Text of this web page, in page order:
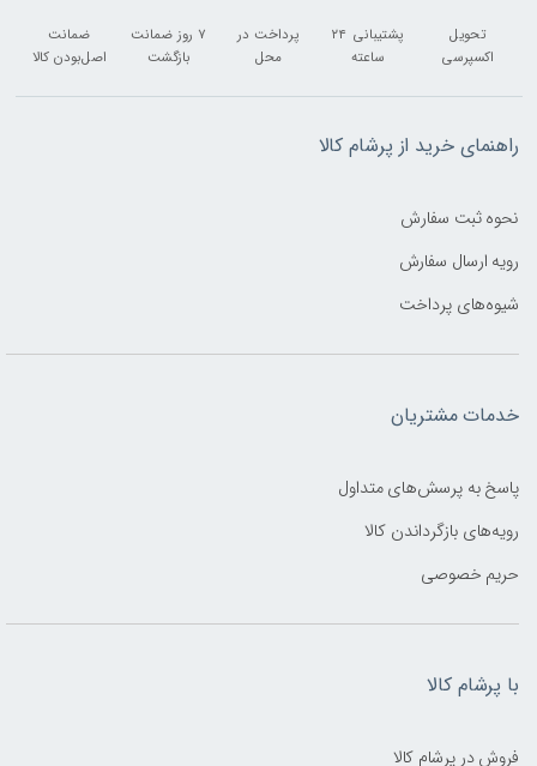
تحویل
اکسپرسی
پشتیبانی ۲۴
ساعته
پرداخت در
محل
۷ روز ضمانت
بازگشت
ضمانت
اصل‌بودن کالا
راهنمای خرید از پرشام کالا
نحوه ثبت سفارش
رویه ارسال سفارش
شیوه‌های پرداخت
خدمات مشتریان
پاسخ به پرسش‌های متداول
رویه‌های بازگرداندن کالا
حریم خصوصی
با پرشام کالا
فروش در پرشام کالا